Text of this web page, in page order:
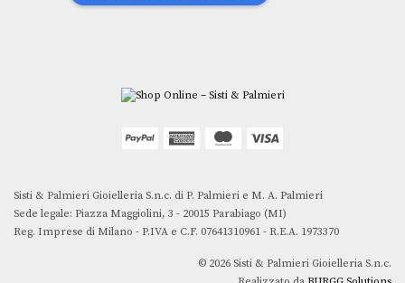
Sisti & Palmieri Gioielleria S.n.c. di P. Palmieri e M. A. Palmieri
Sede legale: Piazza Maggiolini, 3 - 20015 Parabiago (MI)
Reg. Imprese di Milano - P.IVA e C.F. 07641310961 - R.E.A. 1973370
© 2026 Sisti & Palmieri Gioielleria S.n.c.